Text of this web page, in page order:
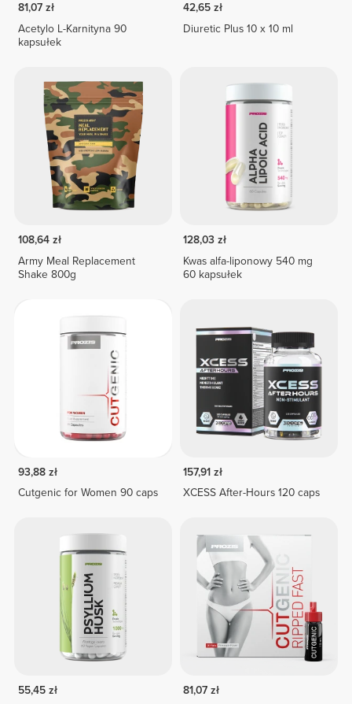
81,07 zł
Acetylo L-Karnityna 90
kapsułek
42,65 zł
Diuretic Plus 10 x 10 ml
108,64 zł
Army Meal Replacement
Shake 800g
128,03 zł
Kwas alfa-liponowy 540 mg
60 kapsułek
93,88 zł
Cutgenic for Women 90 caps
157,91 zł
XCESS After-Hours 120 caps
55,45 zł
81,07 zł